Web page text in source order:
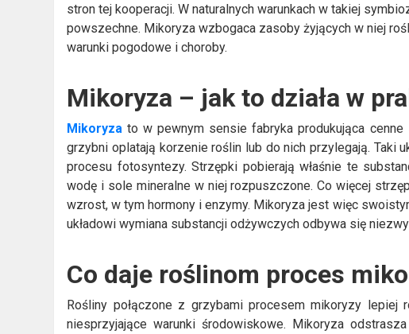
stron tej kooperacji. W naturalnych warunkach w takiej
powszechne. Mikoryza wzbogaca zasoby żyjących w niej
warunki pogodowe i choroby.
Mikoryza – jak to działa w
Mikoryza to w pewnym sensie fabryka produkująca
grzybni oplatają korzenie roślin lub do nich przylegają. Taki
procesu fotosyntezy. Strzępki pobierają właśnie te
wodę i sole mineralne w niej rozpuszczone. Co więcej
wzrost, w tym hormony i enzymy. Mikoryza jest więc
układowi wymiana substancji odżywczych odbywa się
Co daje roślinom proces
Rośliny połączone z grzybami procesem mikoryzy
niesprzyjające warunki środowiskowe. Mikoryza